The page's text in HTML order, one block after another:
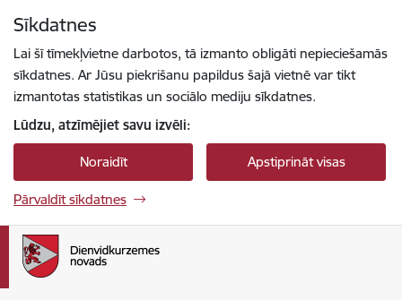
Sīkdatnes
Lai šī tīmekļvietne darbotos, tā izmanto obligāti nepieciešamās
sīkdatnes. Ar Jūsu piekrišanu papildus šajā vietnē var tikt
izmantotas statistikas un sociālo mediju sīkdatnes.
Lūdzu, atzīmējiet savu izvēli:
Noraidīt Apstiprināt visas
Pārvaldīt sīkdatnes